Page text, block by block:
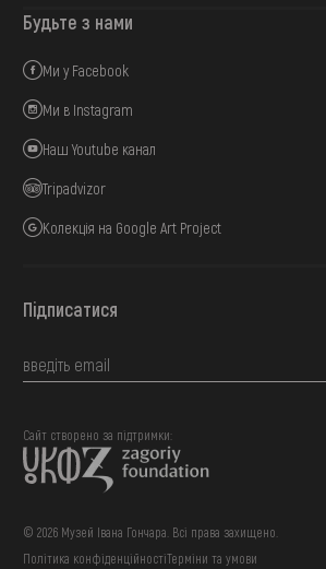
Будьте з нами
Ми у Facebook
Ми в Instagram
Наш Youtube канал
Tripadvizor
Колекція на Google Art Project
Підписатися
© 2026 Музей Івана Гончара. Всі права захищено.
Сайт створено за підтримки:
Політика конфіденційностіТерміни та умови